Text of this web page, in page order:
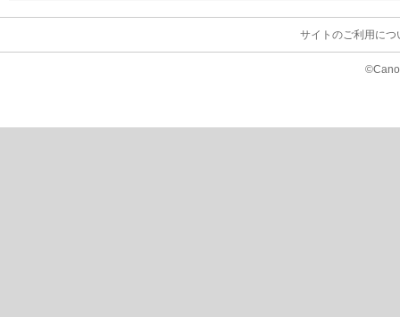
サイトのご利用につ